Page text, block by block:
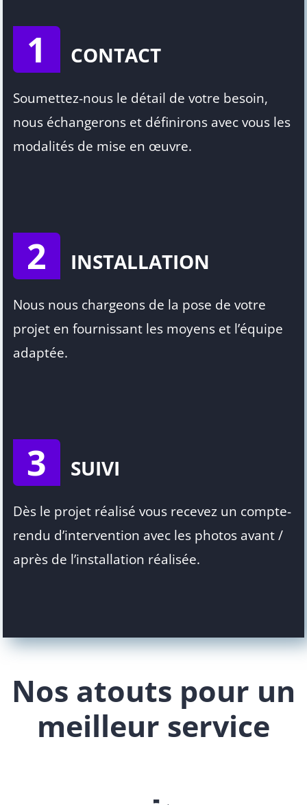
1 CONTACT
Soumettez-nous le détail de votre besoin,
nous échangerons et définirons avec vous les
modalités de mise en œuvre.
2 INSTALLATION
Nous nous chargeons de la pose de votre
projet en fournissant les moyens et l’équipe
adaptée.
3 SUIVI
Dès le projet réalisé vous recevez un compte-
rendu d’intervention avec les photos avant /
après de l’installation réalisée.
Nos atouts pour un
meilleur service